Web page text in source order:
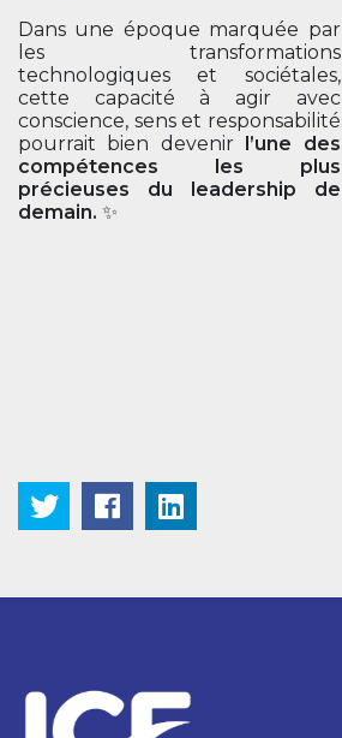
Dans une époque marquée par
les transformations
technologiques et sociétales,
cette capacité à agir avec
conscience, sens et responsabilité
pourrait bien devenir l’une des
compétences les plus
précieuses du leadership de
demain. ✨